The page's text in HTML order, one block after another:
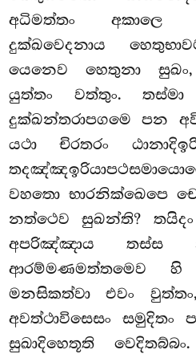
අධිමත්තං අකාලෙ
දුක්ඛවෙදනාය
යෙනෙව හෙතුනා
යුත්තං වත්තුං.
දුක්ඛන්තරාපගමෙ පන
යථා චිරතරං
වහතො භාරනික්ඛෙපෙ
නත්ථෙව සුඛන්ති?
අපරිඤ්ඤාය තස්ස
ආරම්මණමත්තමෙව හි
මනසිකත්වා එවං
අවත්ථාවිසෙසං
සුඛාදිහෙතූති